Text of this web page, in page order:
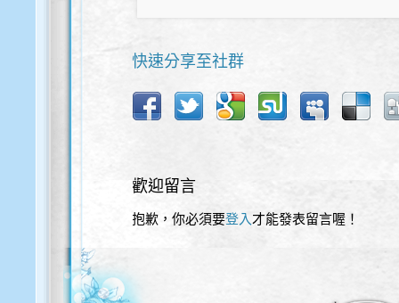
快速分享至社群
歡迎留言
抱歉，你必須要登入 才能發表留言喔！